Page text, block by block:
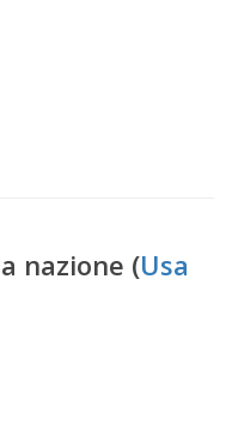
nazione (Usa